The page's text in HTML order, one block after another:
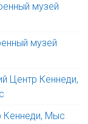
музей
музей
Центр Кеннеди,
Кеннеди, Мыс